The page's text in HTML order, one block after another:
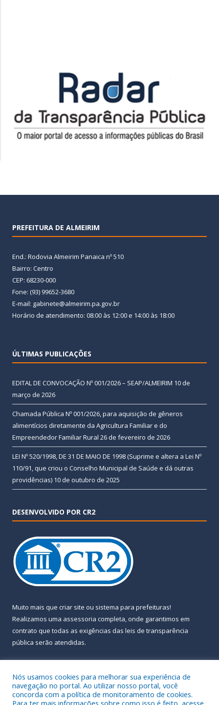
PREFEITURA DE ALMEIRIM
End.: Rodovia Almeirim Panaica nº 510
Bairro: Centro
CEP: 68230-000
Fone: (93) 99652-3680
E-mail: gabinete@almeirim.pa.gov.br
Horário de atendimento: 08:00 às 12:00 e 14:00 às 18:00
ÚLTIMAS PUBLICAÇÕES
EDITAL DE CONVOCAÇÃO Nº 001/2026 – SEAP/ALMEIRIM 10 de
março de 2026
Chamada Pública Nº 001/2026, para aquisição de gêneros
alimentícios diretamente da Agricultura Familiar e do
Empreendedor Familiar Rural 26 de fevereiro de 2026
LEI Nº 520/1998, DE 31 DE MAIO DE 1998 (Suprime e altera a Lei Nº
110/91, que criou o Conselho Municipal de Saúde e dá outras
providências) 10 de outubro de 2025
DESENVOLVIDO POR CR2
Muito mais que criar site ou sistema para prefeituras!
Realizamos uma assessoria completa, onde garantimos em
contrato que todas as exigências das leis de transparência
pública serão atendidas.
Nós usamos cookies para melhorar sua experiência de
navegação no portal. Ao utilizar nosso portal, você
concorda com a política de monitoramento de cookies.
Para ter mais informações sobre como isso é feito, acesse